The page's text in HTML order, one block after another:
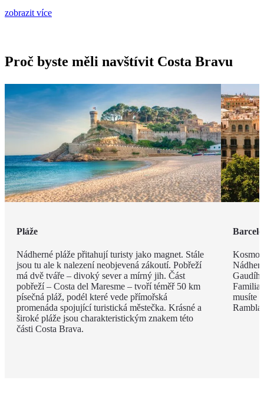
zobrazit více
Proč byste měli navštívit Costa Bravu
Pláže
Nádherné pláže přitahují turisty jako magnet. Stále
jsou tu ale k nalezení neobjevená zákoutí. Pobřeží
má dvě tváře – divoký sever a mírný jih. Část
pobřeží – Costa del Maresme – tvoří téměř 50 km
písečná pláž, podél které vede přímořská
promenáda spojující turistická městečka. Krásné a
široké pláže jsou charakteristickým znakem této
části Costa Brava.
Familia
musíte